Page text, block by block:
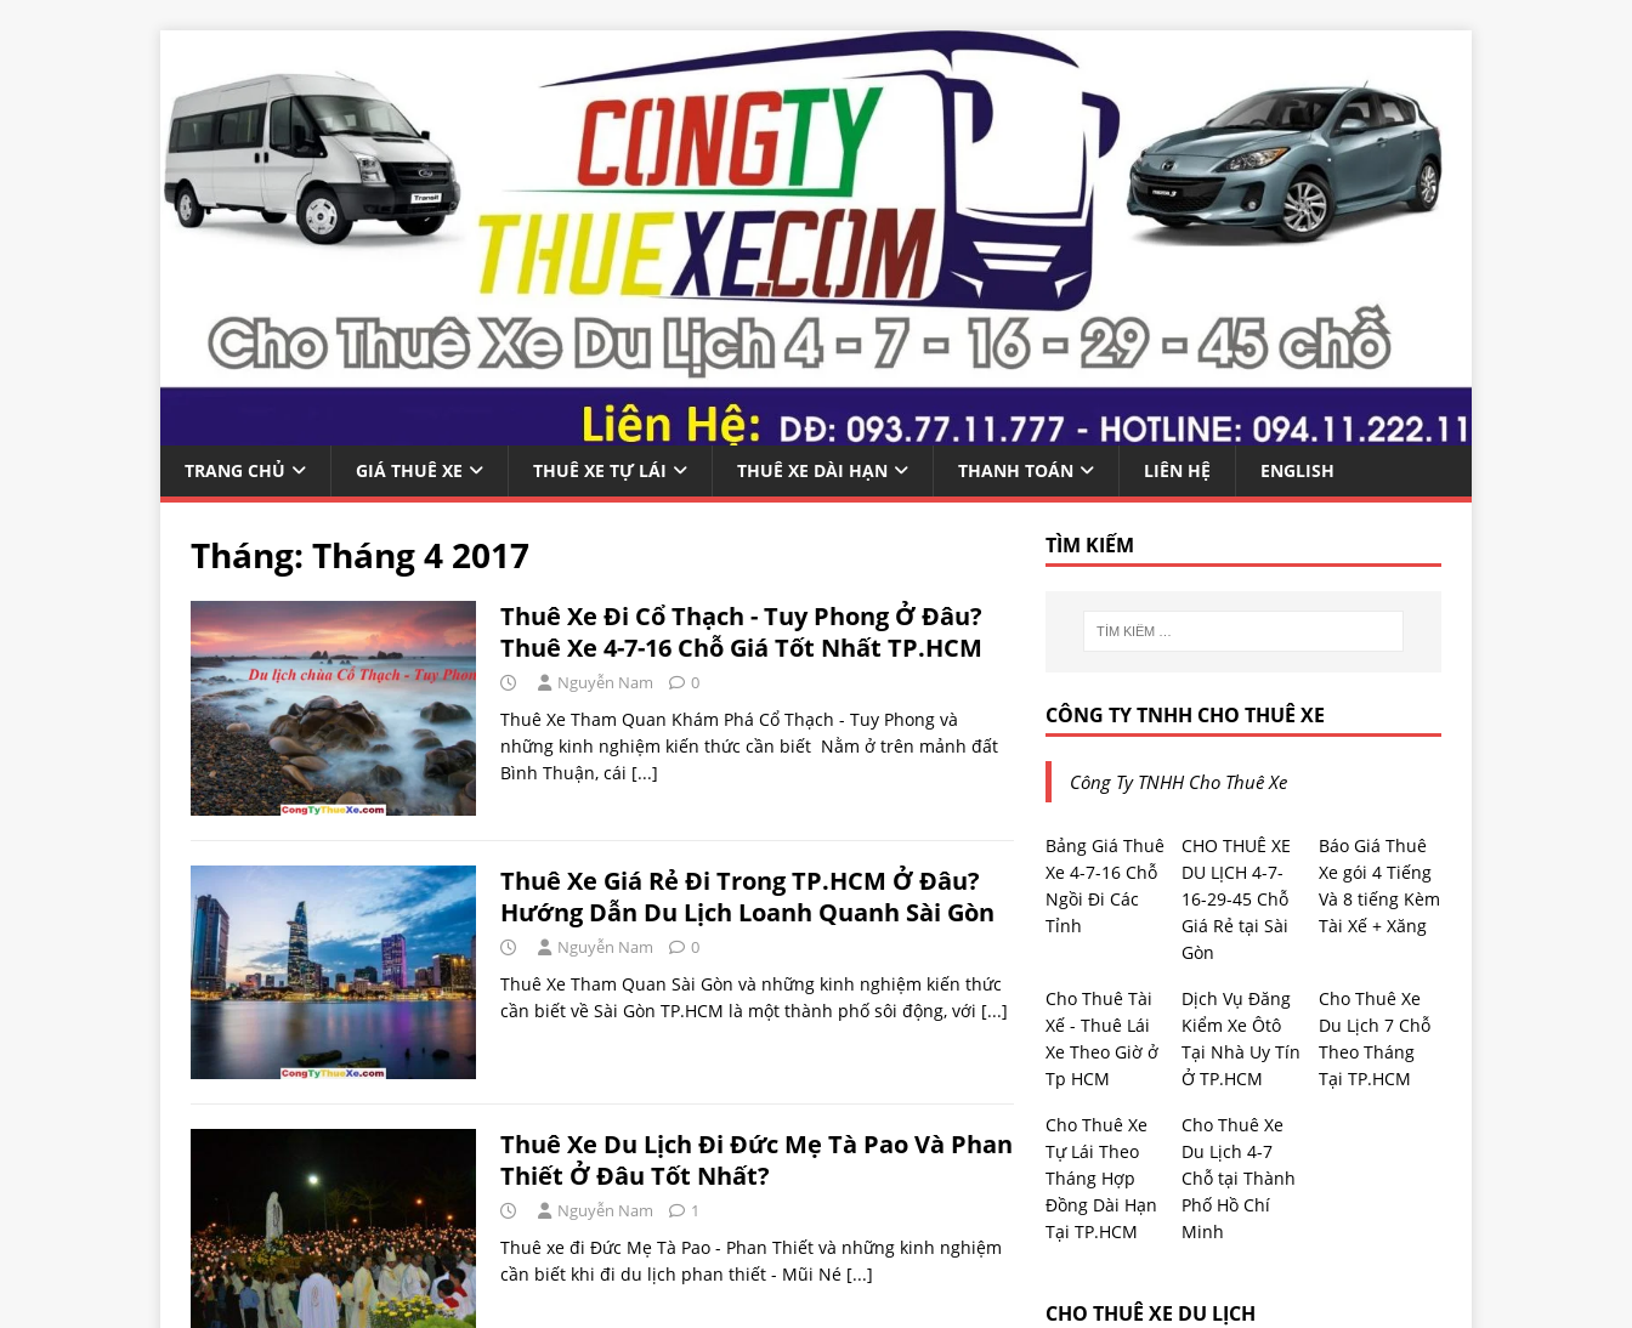
TRANG CHỦ GIÁ THUÊ XE THUÊ XE TỰ LÁI THUÊ XE DÀI HẠN THANH TOÁN LIÊN HỆ ENGLISH
Tháng: Tháng 4 2017
Thuê Xe Đi Cổ Thạch - Tuy Phong Ở Đâu?
Thuê Xe 4-7-16 Chỗ Giá Tốt Nhất TP.HCM
Nguyễn Nam 0
Thuê Xe Tham Quan Khám Phá Cổ Thạch - Tuy Phong và
những kinh nghiệm kiến thức cần biết Nằm ở trên mảnh đất
Bình Thuận, cái [...]
Thuê Xe Giá Rẻ Đi Trong TP.HCM Ở Đâu?
Hướng Dẫn Du Lịch Loanh Quanh Sài Gòn
Nguyễn Nam 0
Thuê Xe Tham Quan Sài Gòn và những kinh nghiệm kiến thức
cần biết về Sài Gòn TP.HCM là một thành phố sôi động, với [...]
Thuê Xe Du Lịch Đi Đức Mẹ Tà Pao Và Phan
Thiết Ở Đâu Tốt Nhất?
Nguyễn Nam 1
Thuê xe đi Đức Mẹ Tà Pao - Phan Thiết và những kinh nghiệm
cần biết khi đi du lịch phan thiết - Mũi Né [...]
TÌM KIẾM
CÔNG TY TNHH CHO THUÊ XE
Công Ty TNHH Cho Thuê Xe
Bảng Giá Thuê
Xe 4-7-16 Chỗ
Ngồi Đi Các
Tỉnh
CHO THUÊ XE
DU LỊCH 4-7-
16-29-45 Chỗ
Giá Rẻ tại Sài
Gòn
Báo Giá Thuê
Xe gói 4 Tiếng
Và 8 tiếng Kèm
Tài Xế + Xăng
Cho Thuê Tài
Xế - Thuê Lái
Xe Theo Giờ ở
Tp HCM
Dịch Vụ Đăng
Kiểm Xe Ôtô
Tại Nhà Uy Tín
Ở TP.HCM
Cho Thuê Xe
Du Lịch 7 Chỗ
Theo Tháng
Tại TP.HCM
Cho Thuê Xe
Tự Lái Theo
Tháng Hợp
Đồng Dài Hạn
Tại TP.HCM
Cho Thuê Xe
Du Lịch 4-7
Chỗ tại Thành
Phố Hồ Chí
Minh
CHO THUÊ XE DU LỊCH